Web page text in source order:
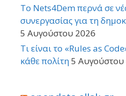
Το Nets4Dem περνά σε
συνεργασίας για τη
5 Αυγούστου 2026
Τι είναι το «Rules as
κάθε πολίτη5 Αυγούστου